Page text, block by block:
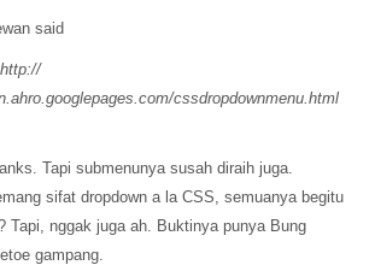
said
http://
cssdropdownmenu.html
Tapi submenunya susah diraih juga.
sifat dropdown a la CSS, semuanya begitu
Tapi, nggak juga ah. Buktinya punya Bung
gampang.